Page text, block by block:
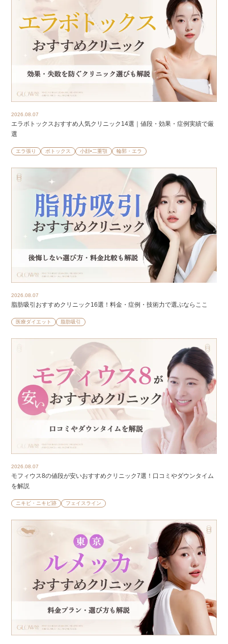
2026.08.07
エラボトックスおすすめ人気クリニック14選｜値段・効果・症例実績で厳
選
エラ張り ボトックス 小顔•二重顎 輪郭・エラ
2026.08.07
脂肪吸引おすすめクリニック16選！料金・症例・技術力で選ぶならここ
医療ダイエット 脂肪吸引
2026.08.07
モフィウス8の値段が安いおすすめクリニック7選！口コミやダウンタイム
を解説
ニキビ・ニキビ跡 フェイスライン